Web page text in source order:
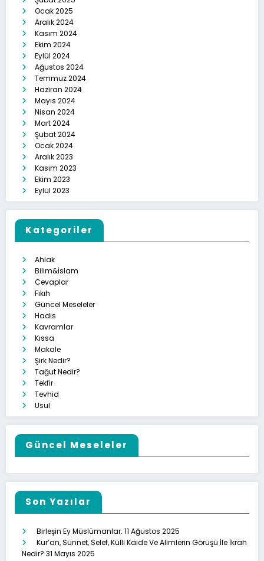
Ocak 2025
Aralık 2024
Kasım 2024
Ekim 2024
Eylül 2024
Ağustos 2024
Temmuz 2024
Haziran 2024
Mayıs 2024
Nisan 2024
Mart 2024
Şubat 2024
Ocak 2024
Aralık 2023
Kasım 2023
Ekim 2023
Eylül 2023
Kategoriler
Ahlak
Bilim&İslam
Cevaplar
Fıkıh
Güncel Meseleler
Hadis
Kavramlar
Kıssa
Makale
Şirk Nedir?
Tağut Nedir?
Tekfir
Tevhid
Usul
Güncel Meseleler
Son Yazılar
Birleşin Ey Müslümanlar. 11 Ağustos 2025
Kur’an, Sünnet, Selef, Külli Kaide Ve Alimlerin Görüşü İle İkrah
Nedir? 31 Mayıs 2025